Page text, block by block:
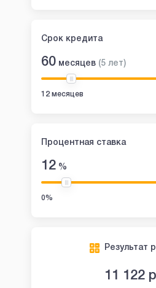
Срок кредита
60 месяцев (5 лет)
12 месяцев
Процентная ставка
12%
0%
Результат
11 122